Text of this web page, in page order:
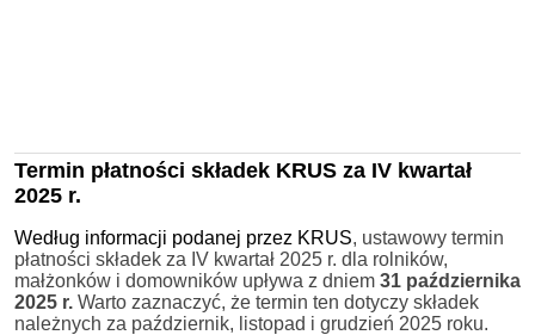
Termin płatności składek KRUS za IV kwartał
2025 r.
Według informacji podanej przez KRUS, ustawowy termin
płatności składek za IV kwartał 2025 r. dla rolników,
małżonków i domowników upływa z dniem 31 października
2025 r. Warto zaznaczyć, że termin ten dotyczy składek
należnych za październik, listopad i grudzień 2025 roku.